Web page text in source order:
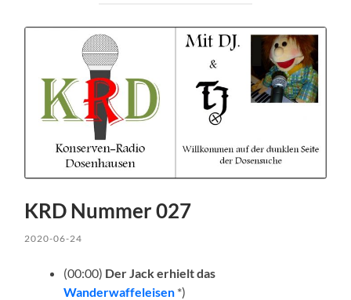
KRD Nummer 027
2020-06-24
(00:00) Der Jack erhielt das
Wanderwaffeleisen *)